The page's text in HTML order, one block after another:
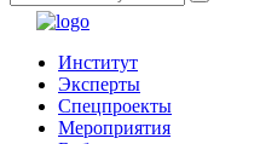
Институт
Эксперты
Спецпроекты
Мероприятия